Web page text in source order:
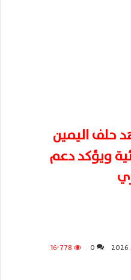
حلف اليمين
ويؤكد دعم
0
16٬778